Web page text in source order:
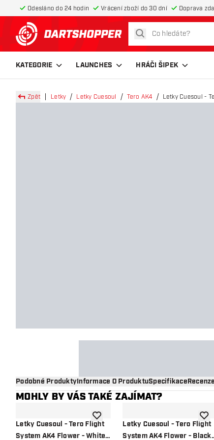
Odesláno do 24 hodin Vrácení zboží do 30 dní Doprava
Zpět na hlavní stránku
hledat
KATEGORIE LAUNCHES HRÁČI ŠIPEK
Zpět Letky Letky Cuesoul Tero AK4 Letky Cuesoul -
Podobné ProduktyInformace O ProduktuSpecifikaceRecenze
MOHLY BY VÁS TAKÉ ZAJÍMAT?
Letky Cuesoul - Tero Flight
System AK4 Flower - White
Přidat do seznamu přání
Letky Cuesoul - Tero Flight
System AK4 Flower - Black